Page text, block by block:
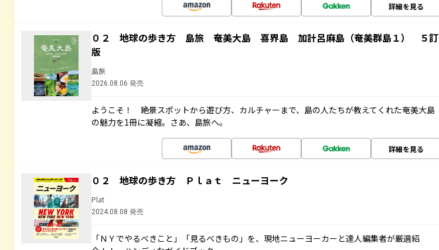
詳細を見る
０２ 地球の歩き方 島旅 奄美大島 喜界島 加計呂麻島（奄美群島１） ５訂
版
島旅
2026.08.06 発売
ようこそ！ 絶景スポットから遊び方、カルチャーまで、島の人たちが教えてくれた奄美大島
の魅力を1冊に凝縮。さあ、島旅へ。
詳細を見る
０２ 地球の歩き方 Ｐｌａｔ ニューヨーク
Plat
2024.08.08 発売
「ＮＹでやるべきこと」「見るべきもの」を、現地ニューヨーカーと達人編集者が厳選紹